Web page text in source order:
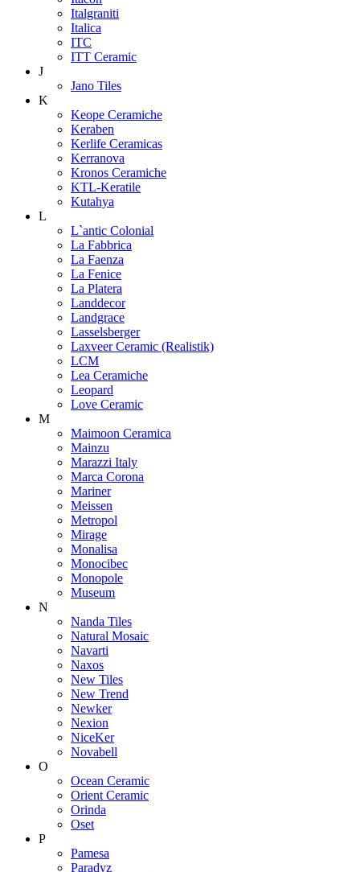
Italgraniti
Italica
ITC
ITT Ceramic
J
Jano Tiles
K
Keope Ceramiche
Keraben
Kerlife Ceramicas
Kerranova
Kronos Ceramiche
KTL-Keratile
Kutahya
L
L`antic Colonial
La Fabbrica
La Faenza
La Fenice
La Platera
Landdecor
Landgrace
Lasselsberger
Laxveer Ceramic (Realistik)
LCM
Lea Ceramiche
Leopard
Love Ceramic
M
Maimoon Ceramica
Mainzu
Marazzi Italy
Marca Corona
Mariner
Meissen
Metropol
Mirage
Monalisa
Monocibec
Monopole
Museum
N
Nanda Tiles
Natural Mosaic
Navarti
Naxos
New Tiles
New Trend
Newker
Nexion
NiceKer
Novabell
O
Ocean Ceramic
Orient Ceramic
Orinda
Oset
P
Pamesa
Paradyz